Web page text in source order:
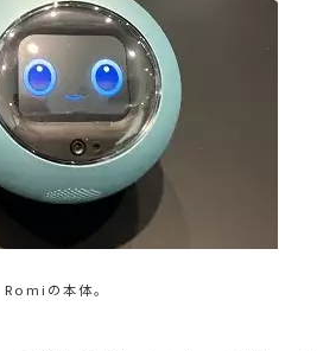
の本体。